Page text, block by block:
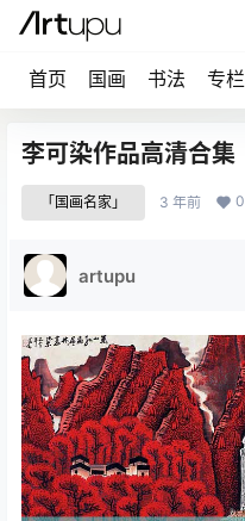
首页 国画 书法 专栏
李可染作品高清合集
「国画名家」 3 年前 0
artupu